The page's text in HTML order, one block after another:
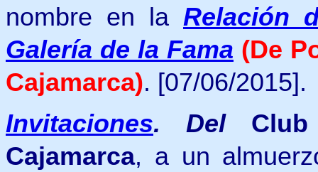
nombre en la Relación
Galería de la Fama (De
Cajamarca). [07/06/2015].
Invitaciones. Del
Cajamarca, a un